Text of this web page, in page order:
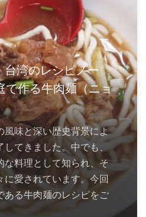
台湾のレシピノー
作る牛肉麺（ニョ
風味と深い歴史背景によ
てきました。中でも、
な料理として知られ、そ
に愛されています。今回
ある牛肉麺のレシピをご